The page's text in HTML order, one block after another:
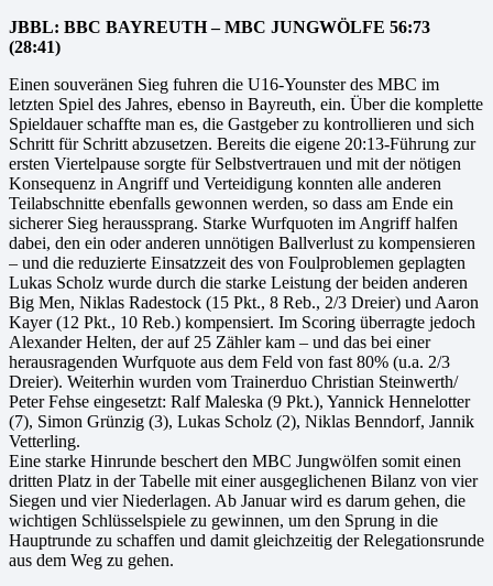
JBBL: BBC BAYREUTH – MBC JUNGWÖLFE 56:73
(28:41)
Einen souveränen Sieg fuhren die U16-Younster des MBC im
letzten Spiel des Jahres, ebenso in Bayreuth, ein. Über die komplette
Spieldauer schaffte man es, die Gastgeber zu kontrollieren und sich
Schritt für Schritt abzusetzen. Bereits die eigene 20:13-Führung zur
ersten Viertelpause sorgte für Selbstvertrauen und mit der nötigen
Konsequenz in Angriff und Verteidigung konnten alle anderen
Teilabschnitte ebenfalls gewonnen werden, so dass am Ende ein
sicherer Sieg heraussprang. Starke Wurfquoten im Angriff halfen
dabei, den ein oder anderen unnötigen Ballverlust zu kompensieren
– und die reduzierte Einsatzzeit des von Foulproblemen geplagten
Lukas Scholz wurde durch die starke Leistung der beiden anderen
Big Men, Niklas Radestock (15 Pkt., 8 Reb., 2/3 Dreier) und Aaron
Kayer (12 Pkt., 10 Reb.) kompensiert. Im Scoring überragte jedoch
Alexander Helten, der auf 25 Zähler kam – und das bei einer
herausragenden Wurfquote aus dem Feld von fast 80% (u.a. 2/3
Dreier). Weiterhin wurden vom Trainerduo Christian Steinwerth/
Peter Fehse eingesetzt: Ralf Maleska (9 Pkt.), Yannick Hennelotter
(7), Simon Grünzig (3), Lukas Scholz (2), Niklas Benndorf, Jannik
Vetterling.
Eine starke Hinrunde beschert den MBC Jungwölfen somit einen
dritten Platz in der Tabelle mit einer ausgeglichenen Bilanz von vier
Siegen und vier Niederlagen. Ab Januar wird es darum gehen, die
wichtigen Schlüsselspiele zu gewinnen, um den Sprung in die
Hauptrunde zu schaffen und damit gleichzeitig der Relegationsrunde
aus dem Weg zu gehen.